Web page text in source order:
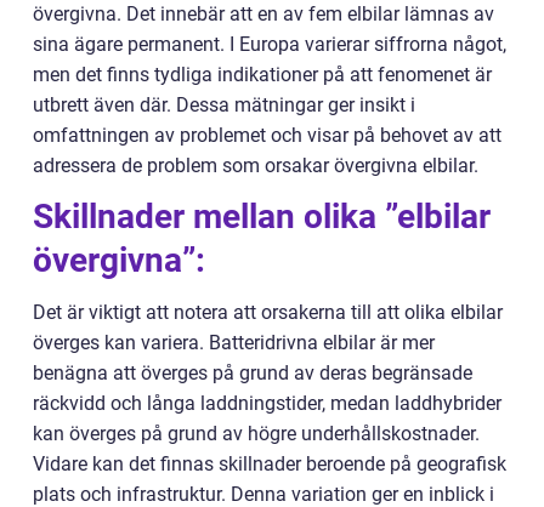
övergivna. Det innebär att en av fem elbilar lämnas av
sina ägare permanent. I Europa varierar siffrorna något,
men det finns tydliga indikationer på att fenomenet är
utbrett även där. Dessa mätningar ger insikt i
omfattningen av problemet och visar på behovet av att
adressera de problem som orsakar övergivna elbilar.
Skillnader mellan olika ”elbilar
övergivna”:
Det är viktigt att notera att orsakerna till att olika elbilar
överges kan variera. Batteridrivna elbilar är mer
benägna att överges på grund av deras begränsade
räckvidd och långa laddningstider, medan laddhybrider
kan överges på grund av högre underhållskostnader.
Vidare kan det finnas skillnader beroende på geografisk
plats och infrastruktur. Denna variation ger en inblick i